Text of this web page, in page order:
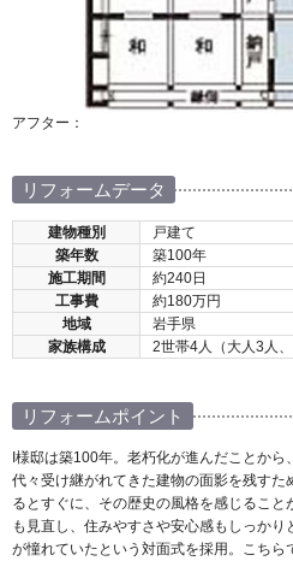
アフター：
リフォームデータ
建物種別
戸建て
築年数
築100年
施工期間
約240日
工事費
約180万円
地域
岩手県
家族構成
2世帯4人（大人3人、
リフォームポイント
I様邸は築100年。老朽化が進んだことから
代々受け継がれてきた建物の面影を残すた
るとすぐに、その歴史の風格を感じるこ
も見直し、住みやすさや安心感もしっか
が憧れていたという対面式を採用。こち